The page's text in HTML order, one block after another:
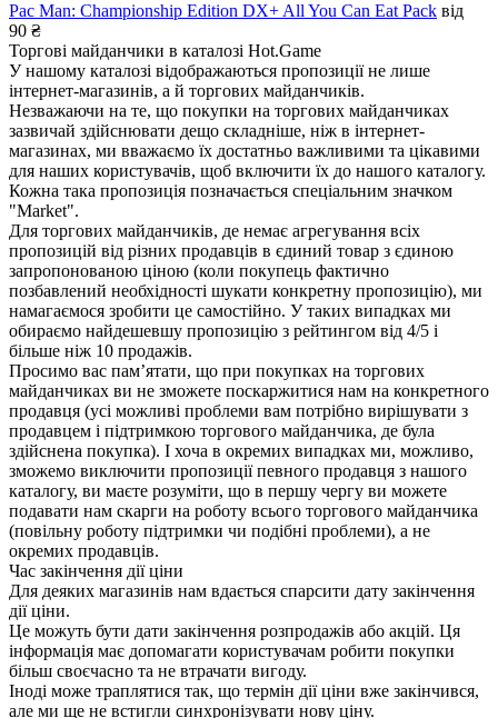
Pac Man: Championship Edition DX+ All You Can Eat Pack від
90 ₴
Торгові майданчики в каталозі Hot.Game
У нашому каталозі відображаються пропозиції не лише
інтернет-магазинів, а й торгових майданчиків.
Незважаючи на те, що покупки на торгових майданчиках
зазвичай здійснювати дещо складніше, ніж в інтернет-
магазинах, ми вважаємо їх достатньо важливими та цікавими
для наших користувачів, щоб включити їх до нашого каталогу.
Кожна така пропозиція позначається спеціальним значком
"Market".
Для торгових майданчиків, де немає агрегування всіх
пропозицій від різних продавців в єдиний товар з єдиною
запропонованою ціною (коли покупець фактично
позбавлений необхідності шукати конкретну пропозицію), ми
намагаємося зробити це самостійно. У таких випадках ми
обираємо найдешевшу пропозицію з рейтингом від 4/5 і
більше ніж 10 продажів.
Просимо вас пам’ятати, що при покупках на торгових
майданчиках ви не зможете поскаржитися нам на конкретного
продавця (усі можливі проблеми вам потрібно вирішувати з
продавцем і підтримкою торгового майданчика, де була
здійснена покупка). І хоча в окремих випадках ми, можливо,
зможемо виключити пропозиції певного продавця з нашого
каталогу, ви маєте розуміти, що в першу чергу ви можете
подавати нам скарги на роботу всього торгового майданчика
(повільну роботу підтримки чи подібні проблеми), а не
окремих продавців.
Час закінчення дії ціни
Для деяких магазинів нам вдається спарсити дату закінчення
дії ціни.
Це можуть бути дати закінчення розпродажів або акцій. Ця
інформація має допомагати користувачам робити покупки
більш своєчасно та не втрачати вигоду.
Іноді може траплятися так, що термін дії ціни вже закінчився,
але ми ще не встигли синхронізувати нову ціну.